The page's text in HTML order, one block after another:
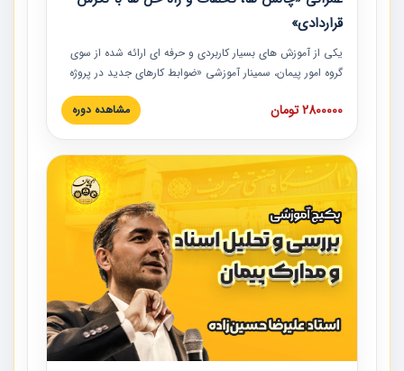
قراردادی»
یکی از آموزش‏‏‏‏‏‏ های بسیار کاربردی و حرفه‏ ای ارائه شده از سوی
گروه امور پیمان، سمینار آموزشی «ضوابط کارهای جدید در پروژه
های عمرانی» چالش ها، تخلفات و راه حل ها با نگرش قراردادی
است که در محل سندیکای شرکت های ساختمانی کشور ارائه شد.
مدارک پیمان به همراه تجربیات عملی ارائه شده است.
2800000 تومان مشاهده دوره